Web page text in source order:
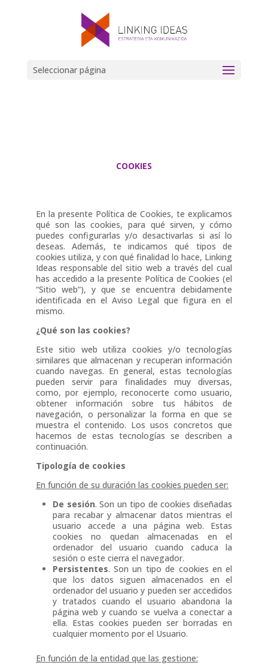
Seleccionar página
COOKIES
En la presente Política de Cookies, te explicamos
qué son las cookies, para qué sirven, y cómo
puedes configurarlas y/o desactivarlas si así lo
deseas. Además, te indicamos qué tipos de
cookies utiliza, y con qué finalidad lo hace, Linking
Ideas responsable del sitio web a través del cual
has accedido a la presente Política de Cookies (el
“Sitio web”), y que se encuentra debidamente
identificada en el Aviso Legal que figura en el
mismo.
¿Qué son las cookies?
Este sitio web utiliza cookies y/o tecnologías
similares que almacenan y recuperan información
cuando navegas. En general, estas tecnologías
pueden servir para finalidades muy diversas,
como, por ejemplo, reconocerte como usuario,
obtener información sobre tus hábitos de
navegación, o personalizar la forma en que se
muestra el contenido. Los usos concretos que
hacemos de estas tecnologías se describen a
continuación.
Tipología de cookies
En función de su duración las cookies pueden ser:
De sesión. Son un tipo de cookies diseñadas
para recabar y almacenar datos mientras el
usuario accede a una página web. Estas
cookies no quedan almacenadas en el
ordenador del usuario cuando caduca la
sesión o este cierra el navegador.
Persistentes. Son un tipo de cookies en el
que los datos siguen almacenados en el
ordenador del usuario y pueden ser accedidos
y tratados cuando el usuario abandona la
página web y cuando se vuelva a conectar a
ella. Estas cookies pueden ser borradas en
cualquier momento por el Usuario.
En función de la entidad que las gestione: